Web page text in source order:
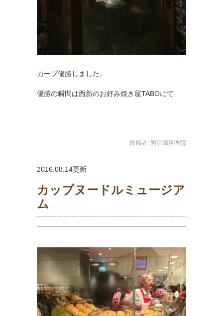
カープ優勝しました。
優勝の瞬間は西新のお好み焼き屋TABOにて
投稿者: 熊沢歯科医院
2016.08.14更新
カップヌードルミュージア
ム